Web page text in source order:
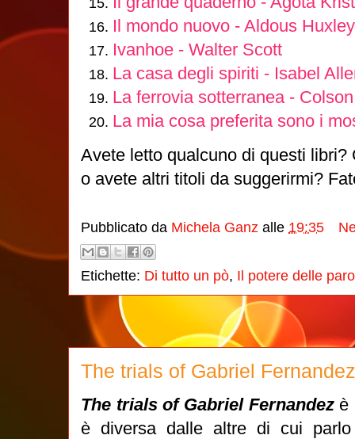
Il mondo nuovo - Aldous Huxley
Ivanhoe - Walter Scott
La casa degli spiriti - Isabel
La ferrovia sotterranea -
La mia cosa preferita sono i
Avete letto qualcuno di questi
o avete altri titoli da suggerirmi?
Pubblicato da Michela Ganz alle 19:35
Etichette: Di tutto un pò, Il potere delle
The trials of Gabriel Fernandez
The trials of Gabriel Fernandezè
è diversa dalle altre di cui